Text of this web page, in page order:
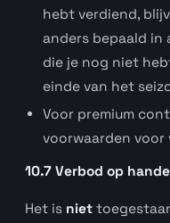
hebt verdiend,
anders bepaald in
die je nog niet
einde van het
Voor premium
voorwaarden voor
10.7 Verbod op
Het is niet